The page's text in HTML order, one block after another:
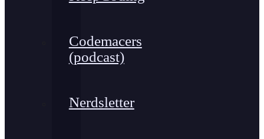
Codemacers
(podcast)
Nerdsletter